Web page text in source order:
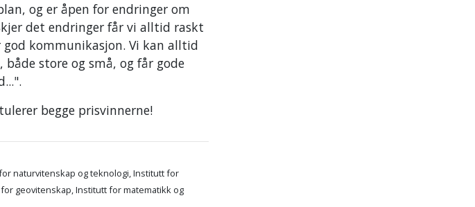
og er åpen for endringer om
det endringer får vi alltid raskt
god kommunikasjon. Vi kan alltid
både store og små, og får gode
begge prisvinnerne!
naturvitenskap og teknologi, Institutt for
geovitenskap, Institutt for matematikk og